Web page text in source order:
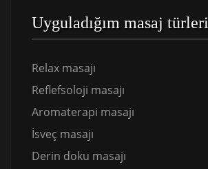
Uyguladığım masaj türleri
Relax masajı
Reflefsoloji masajı
Aromaterapi masajı
İsveç masajı
Derin doku masajı